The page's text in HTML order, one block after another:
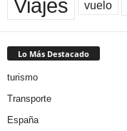
Viajes vuelo
Lo Más Destacado
turismo
Transporte
España